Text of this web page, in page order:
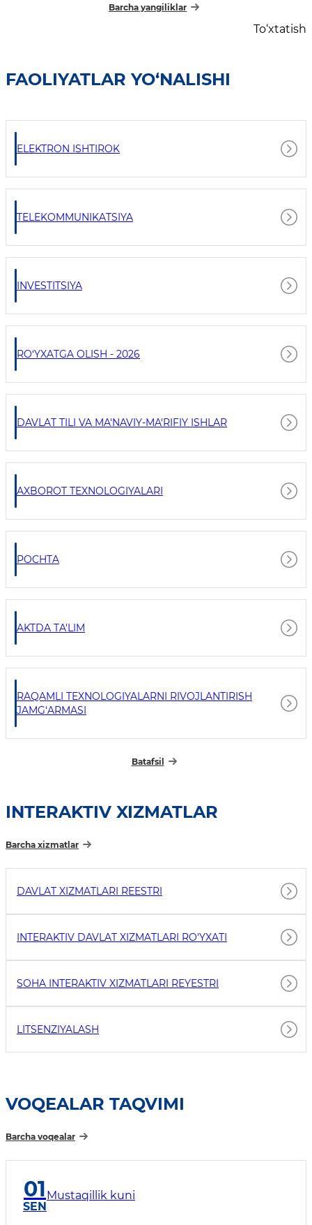
Barcha yangiliklar
To‘xtatish
FAOLIYATLAR YO‘NALISHI
ELEKTRON ISHTIROK
TELEKOMMUNIKATSIYA
INVESTITSIYA
RO‘YXATGA OLISH - 2026
DAVLAT TILI VA MA'NAVIY-MA'RIFIY ISHLAR
AXBOROT TEXNOLOGIYALARI
POCHTA
AKTDA TA'LIM
RAQAMLI TEXNOLOGIYALARNI RIVOJLANTIRISH
JAMG‘ARMASI
Batafsil
INTERAKTIV XIZMATLAR
Barcha xizmatlar
DAVLAT XIZMATLARI REESTRI
INTERAKTIV DAVLAT XIZMATLARI RO'YXATI
SOHA INTERAKTIV XIZMATLARI REYESTRI
LITSENZIYALASH
VOQEALAR TAQVIMI
Barcha voqealar
01
SEN
Mustaqillik kuni